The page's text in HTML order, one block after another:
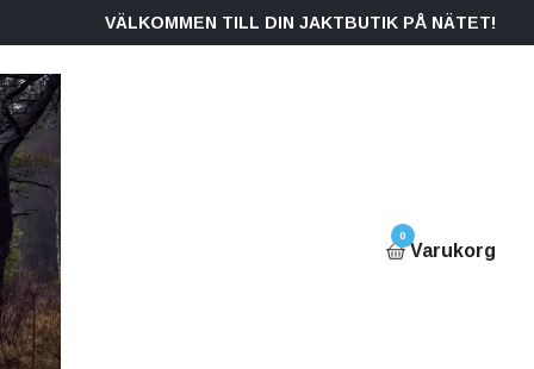
VÄLKOMMEN TILL DIN JAKTBUTIK PÅ NÄTET!
0
Varukorg